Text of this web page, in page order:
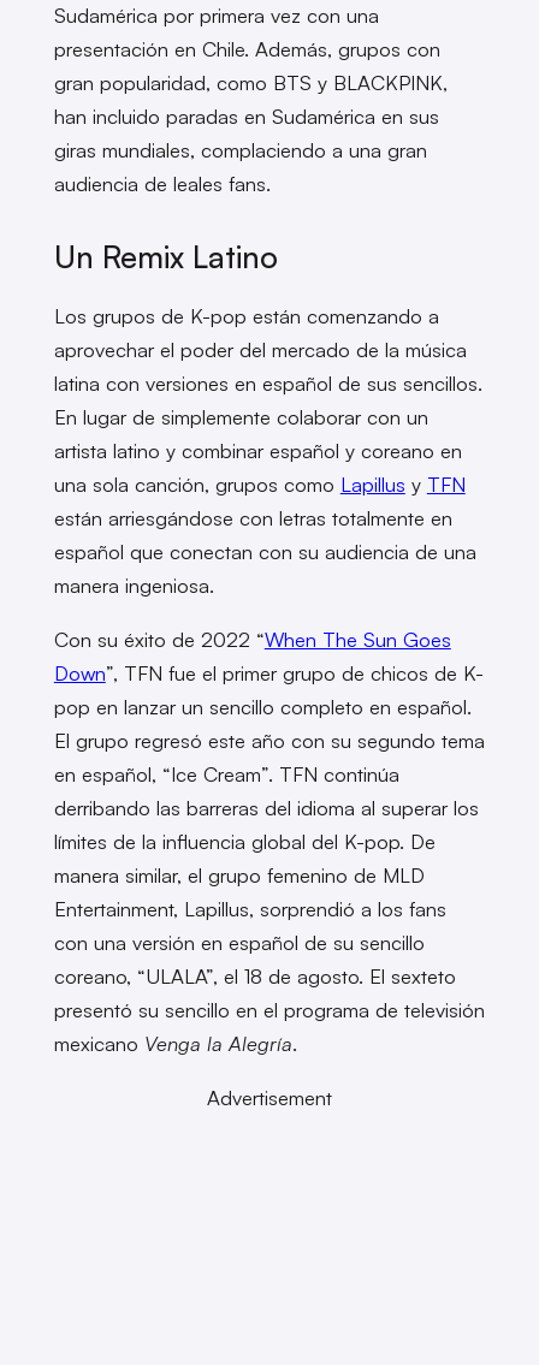
Sudamérica por primera vez con una
presentación en Chile. Además, grupos con
gran popularidad, como BTS y BLACKPINK,
han incluido paradas en Sudamérica en sus
giras mundiales, complaciendo a una gran
audiencia de leales fans.
Un Remix Latino
Los grupos de K-pop están comenzando a
aprovechar el poder del mercado de la música
latina con versiones en español de sus sencillos.
En lugar de simplemente colaborar con un
artista latino y combinar español y coreano en
una sola canción, grupos como Lapillus y TFN
están arriesgándose con letras totalmente en
español que conectan con su audiencia de una
manera ingeniosa.
Con su éxito de 2022 “When The Sun Goes
Down”, TFN fue el primer grupo de chicos de K-
pop en lanzar un sencillo completo en español.
El grupo regresó este año con su segundo tema
en español, “Ice Cream”. TFN continúa
derribando las barreras del idioma al superar los
límites de la influencia global del K-pop. De
manera similar, el grupo femenino de MLD
Entertainment, Lapillus, sorprendió a los fans
con una versión en español de su sencillo
coreano, “ULALA”, el 18 de agosto. El sexteto
presentó su sencillo en el programa de televisión
mexicano Venga la Alegría.
Advertisement